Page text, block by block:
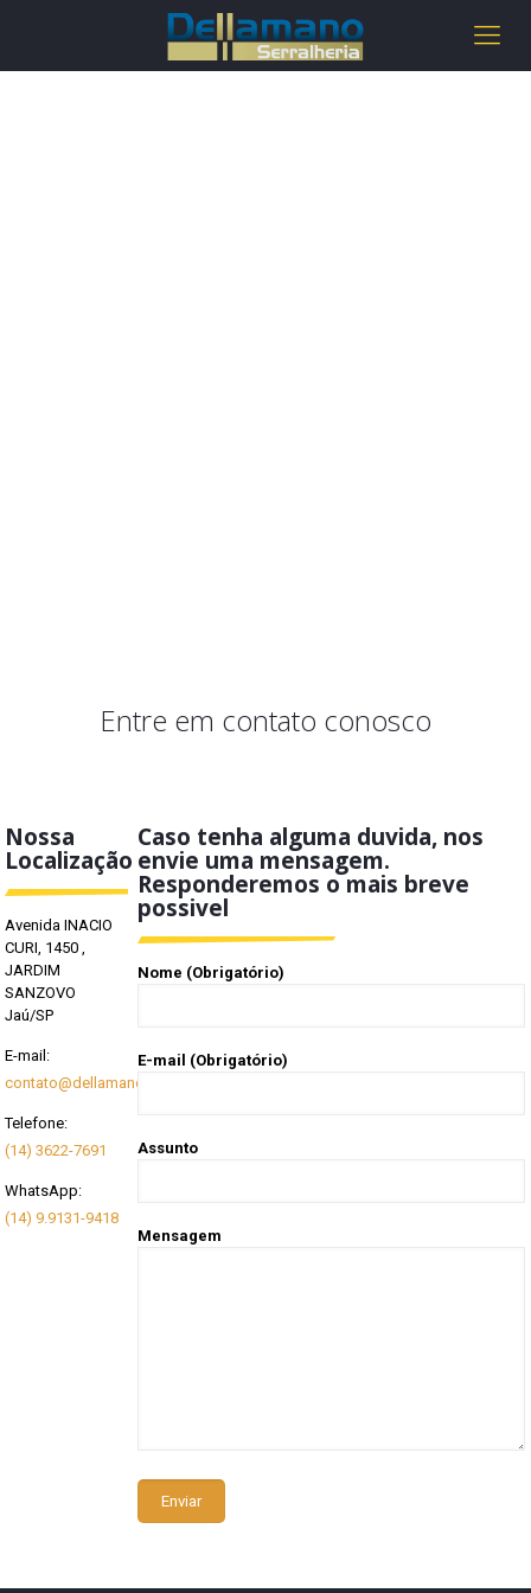
Entre em contato conosco
Nossa
Localização
Avenida INACIO
CURI, 1450 ,
JARDIM
SANZOVO
Jaú/SP
E-mail:
contato@dellamanoserralheria.com.br
Telefone:
(14) 3622-7691
WhatsApp:
(14) 9.9131-9418
Caso tenha alguma duvida, nos
envie uma mensagem.
Responderemos o mais breve
possivel
Nome (Obrigatório)
E-mail (Obrigatório)
Assunto
Mensagem